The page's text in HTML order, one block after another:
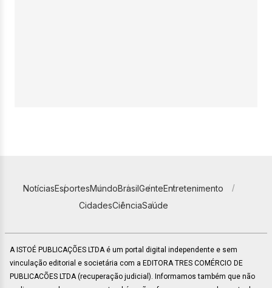
NotíciasEsportesMundoBrasilGenteEntretenimento
CidadesCiênciaSaúde
A ISTOÉ PUBLICAÇÕES LTDA é um portal digital independente e sem
vinculação editorial e societária com a EDITORA TRES COMÉRCIO DE
PUBLICACÕES LTDA (recuperação judicial). Informamos também que não